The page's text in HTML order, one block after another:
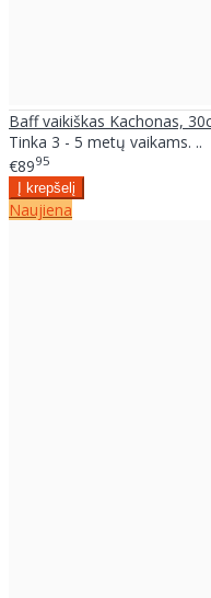
Baff vaikiškas Kachonas,
Tinka 3 - 5 metų vaikams. ..
€8995
Naujiena